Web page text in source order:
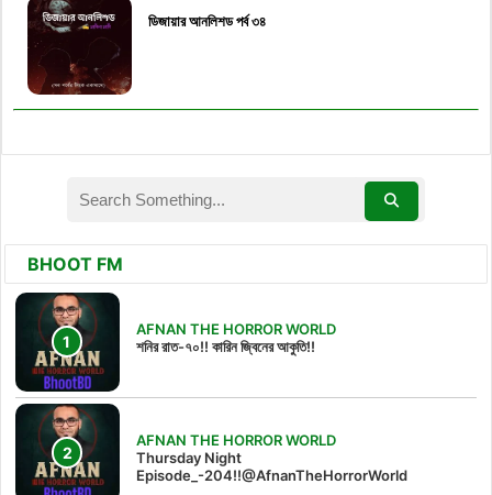
ডিজায়ার আনলিশড পর্ব ৩৪
BHOOT FM
AFNAN THE HORROR WORLD
শনির রাত-৭০!! কারিন জ্বিনের আকুতি!!
AFNAN THE HORROR WORLD
Thursday Night
Episode_-204!!@AfnanTheHorrorWorld